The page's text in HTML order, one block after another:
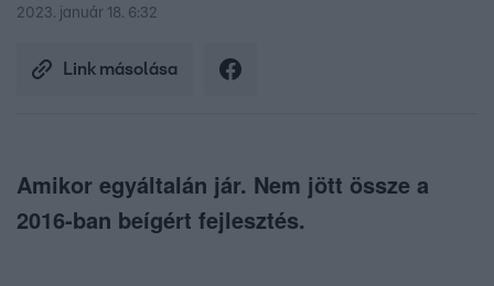
2023. január 18. 6:32
Link másolása
Amikor egyáltalán jár. Nem jött össze a
2016-ban beígért fejlesztés.